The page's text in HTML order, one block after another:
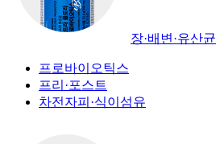
장·배변·유산균
프로바이오틱스
프리·포스트
차전자피·식이섬유